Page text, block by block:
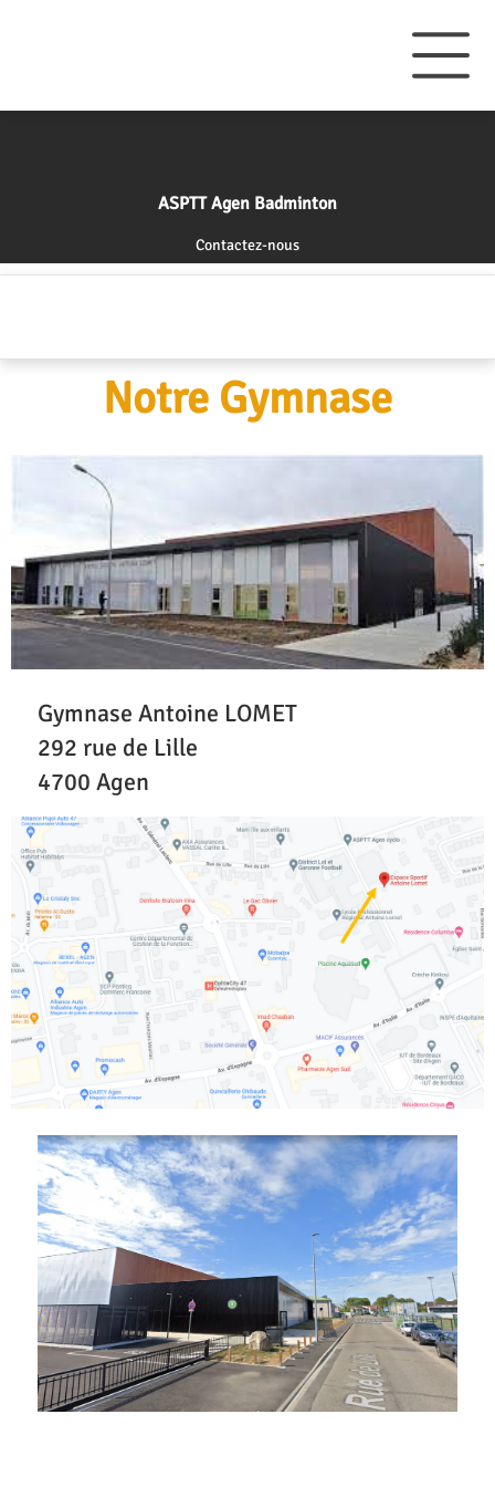
ASPTT Agen Badminton
Contactez-nous
Notre Gymnase
Gymnase Antoine LOMET
292 rue de Lille
4700 Agen